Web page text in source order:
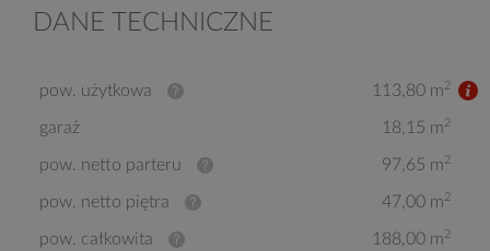
DANE TECHNICZNE
pow. użytkowa 113,80 m2
garaż 18,15 m2
pow. netto parteru 97,65 m2
pow. netto piętra 47,00 m2
pow. całkowita 188,00 m2